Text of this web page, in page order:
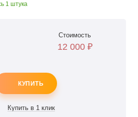
1 штука
Стоимость
12 000 ₽
КУПИТЬ